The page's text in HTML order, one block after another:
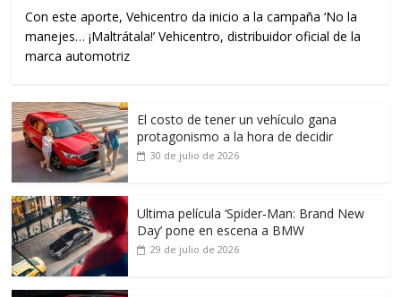
Con este aporte, Vehicentro da inicio a la campaña ‘No la
manejes… ¡Maltrátala!’ Vehicentro, distribuidor oficial de la
marca automotriz
El costo de tener un vehículo gana
protagonismo a la hora de decidir
30 de julio de 2026
Ultima película ‘Spider‑Man: Brand New
Day’ pone en escena a BMW
29 de julio de 2026